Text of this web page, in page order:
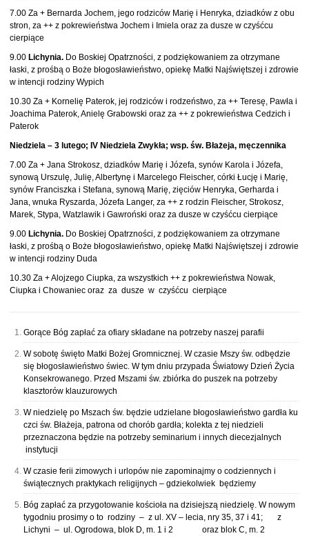
7.00 Za + Bernarda Jochem, jego rodziców Marię i Henryka, dziadków z obu
stron, za ++ z pokrewieństwa Jochem i Imiela oraz za dusze w czyśćcu
cierpiące
9.00 Lichynia. Do Boskiej Opatrzności, z podziękowaniem za otrzymane
łaski, z prośbą o Boże błogosławieństwo, opiekę Matki Najświętszej i zdrowie
w intencji rodziny Wypich
10.30 Za + Kornelię Paterok, jej rodziców i rodzeństwo, za ++ Teresę, Pawła i
Joachima Paterok, Anielę Grabowski oraz za ++ z pokrewieństwa Cedzich i
Paterok
Niedziela – 3 lutego; IV Niedziela Zwykła; wsp. św. Błażeja, męczennika
7.00 Za + Jana Strokosz, dziadków Marię i Józefa, synów Karola i Józefa,
synową Urszulę, Julię, Albertynę i Marcelego Fleischer, córki Łucję i Marię,
synów Franciszka i Stefana, synową Marię, zięciów Henryka, Gerharda i
Jana, wnuka Ryszarda, Józefa Langer, za ++ z rodzin Fleischer, Strokosz,
Marek, Stypa, Watzlawik i Gawroński oraz za dusze w czyśćcu cierpiące
9.00 Lichynia. Do Boskiej Opatrzności, z podziękowaniem za otrzymane
łaski, z prośbą o Boże błogosławieństwo, opiekę Matki Najświętszej i zdrowie
w intencji rodziny Duda
10.30 Za + Alojzego Ciupka, za wszystkich ++ z pokrewieństwa Nowak,
Ciupka i Chowaniec oraz za dusze w czyśćcu cierpiące
Gorące Bóg zapłać za ofiary składane na potrzeby naszej parafii
W sobotę święto Matki Bożej Gromnicznej. W czasie Mszy św. odbędzie
się błogosławieństwo świec. W tym dniu przypada Światowy Dzień Życia
Konsekrowanego. Przed Mszami św. zbiórka do puszek na potrzeby
klasztorów klauzurowych
W niedzielę po Mszach św. będzie udzielane błogosławieństwo gardła ku
czci św. Błażeja, patrona od chorób gardła; kolekta z tej niedzieli
przeznaczona będzie na potrzeby seminarium i innych diecezjalnych
instytucji
W czasie ferii zimowych i urlopów nie zapominajmy o codziennych i
świątecznych praktykach religijnych – gdziekolwiek będziemy
Bóg zapłać za przygotowanie kościoła na dzisiejszą niedzielę. W nowym
tygodniu prosimy o to rodziny – z ul. XV – lecia, nry 35, 37 i 41; z
Lichyni – ul. Ogrodowa, blok D, m. 1 i 2 oraz blok C, m. 2